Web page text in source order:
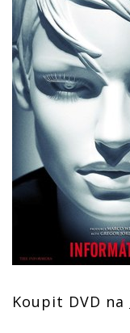
Koupit DVD na